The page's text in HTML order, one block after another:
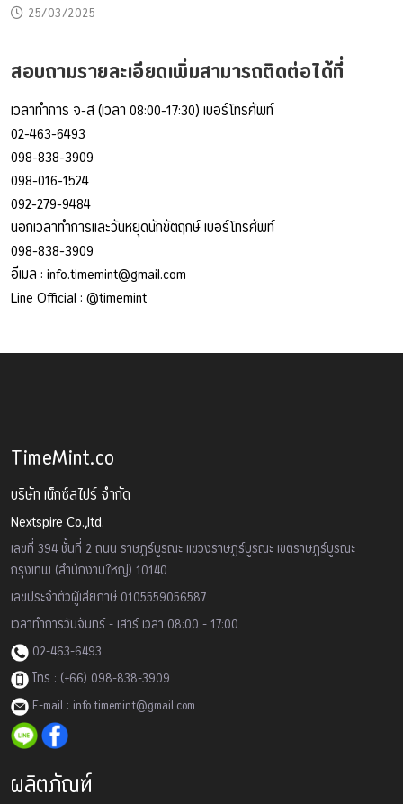
25/03/2025
สอบถามรายละเอียดเพิ่มสามารถติดต่อได้ที่
เวลาทำการ จ-ส (เวลา 08:00-17:30) เบอร์โทรศัพท์
02-463-6493
098-838-3909
098-016-1524
092-279-9484
นอกเวลาทำการและวันหยุดนักขัตฤกษ์ เบอร์โทรศัพท์
098-838-3909
อีเมล :info.timemint@gmail.com
Line Official :@timemint
TimeMint.co
บริษัท เน็กซ์สไปร์ จำกัด
Nextspire Co.,ltd.
เลขที่ 394 ชั้นที่ 2 ถนน ราษฏร์บูรณะ แขวงราษฏร์บูรณะ เขตราษฏร์บูรณะ
กรุงเทพ (สำนักงานใหญ่) 10140
เลขประจำตัวผู้เสียภาษี 0105559056587
เวลาทำการวันจันทร์ - เสาร์ เวลา 08:00 - 17:00
02-463-6493
โทร : (+66) 098-838-3909
E-mail : info.timemint@gmail.com
ผลิตภัณฑ์